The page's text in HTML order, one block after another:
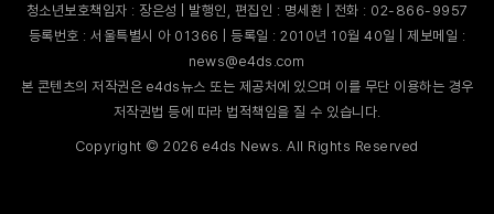
청소년보호책임자 : 장은성 | 발행인, 편집인 : 명세환 | 전화 : 02-866-9957
등록번호 : 서울특별시 아 01366 | 등록일 : 2010년 10월 40일 | 제보메일 :
news@e4ds.com
본 콘텐츠의 저작권은 e4ds뉴스 또는 제공처에 있으며 이를 무단 이용하는 경우
저작권법 등에 따라 법적책임을 질 수 있습니다.
Copyright ©2026 e4ds News. All Rights Reserved